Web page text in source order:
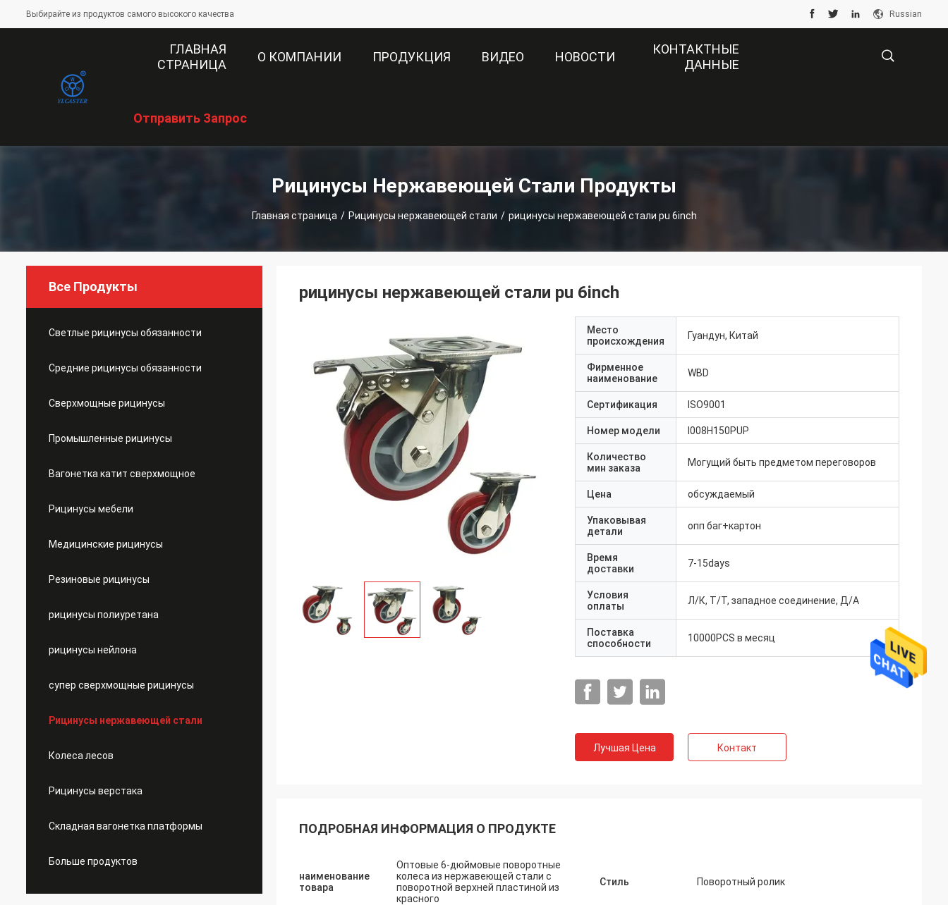
Выбирайте из продуктов самого высокого качества Russian
ГЛАВНАЯ
СТРАНИЦА
О КОМПАНИИ ПРОДУКЦИЯ ВИДЕО НОВОСТИ
КОНТАКТНЫЕ
ДАННЫЕ
Отправить Запрос
Рицинусы Нержавеющей Стали Продукты
Главная страница / Рицинусы нержавеющей стали / рицинусы нержавеющей стали pu 6inch
Все Продукты
Светлые рицинусы обязанности
Средние рицинусы обязанности
Сверхмощные рицинусы
Промышленные рицинусы
Вагонетка катит сверхмощное
Рицинусы мебели
Медицинские рицинусы
Резиновые рицинусы
рицинусы полиуретана
рицинусы нейлона
супер сверхмощные рицинусы
Рицинусы нержавеющей стали
Колеса лесов
Рицинусы верстака
Складная вагонетка платформы
Больше продуктов
рицинусы нержавеющей стали pu 6inch
Место
происхождения
Гуандун, Китай
Фирменное
наименование
WBD
Сертификация ISO9001
Номер модели I008H150PUP
Количество
мин заказа
Могущий быть предметом переговоров
Цена обсуждаемый
Упаковывая
детали
опп баг+картон
Время
доставки
7-15days
Условия
оплаты
Л/К, Т/Т, западное соединение, Д/А
Поставка
способности
10000PCS в месяц
Лучшая Цена Контакт
ПОДРОБНАЯ ИНФОРМАЦИЯ О ПРОДУКТЕ
наименование
товара
Оптовые 6-дюймовые поворотные
колеса из нержавеющей стали с
поворотной верхней пластиной из
красного
Стиль Поворотный ролик